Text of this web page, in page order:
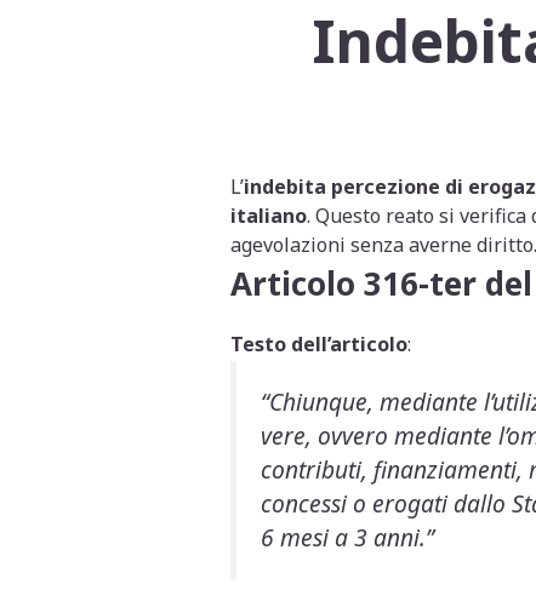
L’indebita percezione di
italiano. Questo reato si
agevolazioni senza averne diritto.
Articolo 316-ter del
Testo dell’articolo:
“Chiunque, mediante
vere, ovvero mediante
contributi, finanziamenti,
concessi o erogati dallo
6 mesi a 3 anni.”